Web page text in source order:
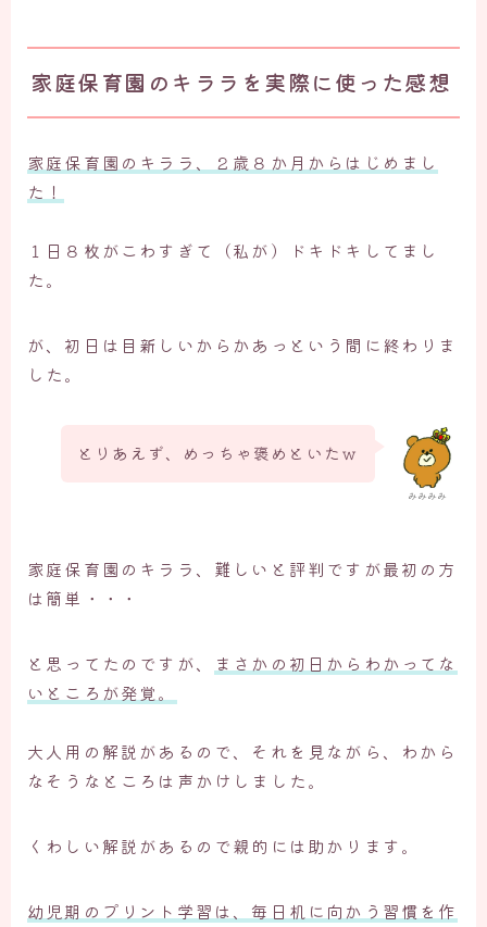
家庭保育園のキララを実際に使った感想
家庭保育園のキララ、２歳８か月からはじめまし
た！
１日８枚がこわすぎて（私が）ドキドキしてまし
た。
が、初日は目新しいからかあっという間に終わりま
した。
みみみみ
とりあえず、めっちゃ褒めといたｗ
家庭保育園のキララ、難しいと評判ですが最初の方
は簡単・・・
と思ってたのですが、
まさかの初日からわかってな
いところが発覚。
大人用の解説があるので、それを見ながら、わから
なそうなところは声かけしました。
くわしい解説があるので親的には助かります。
幼児期のプリント学習は、毎日机に向かう習慣を作